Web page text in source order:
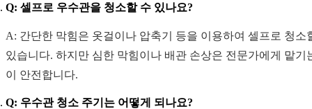
Q: 셀프로 우수관을 청소할 수 있나요?
A: 간단한 막힘은 옷걸이나 압축기 등을 이용하여 셀프로 청소
있습니다. 하지만 심한 막힘이나 배관 손상은 전문가에게 맡기
이 안전합니다.
Q: 우수관 청소 주기는 어떻게 되나요?